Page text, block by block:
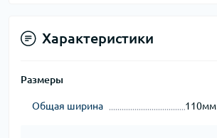
Характеристики
Размеры
Общая ширина 110мм